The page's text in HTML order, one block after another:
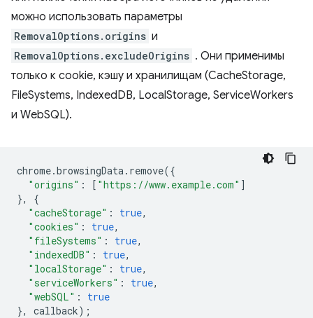
можно использовать параметры
RemovalOptions.origins и
RemovalOptions.excludeOrigins . Они применимы
только к cookie, кэшу и хранилищам (CacheStorage,
FileSystems, IndexedDB, LocalStorage, ServiceWorkers
и WebSQL).
chrome.browsingData. remove({
"origins" : [ "https://www.example.com" ]
},
{
"cacheStorage" : true,
"cookies" : true,
"fileSystems" : true,
"indexedDB" : true,
"localStorage" : true,
"serviceWorkers" : true,
"webSQL" :
true
},
callback);